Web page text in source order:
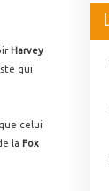
Harvey
qui
que celui
la Fox